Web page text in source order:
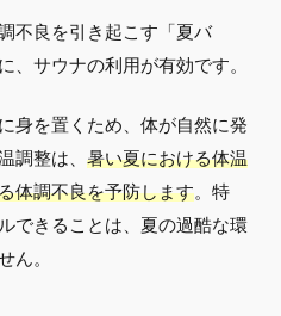
不良を引き起こす「夏バ
、サウナの利用が有効です。
身を置くため、体が自然に発
調整は、 暑い夏における体温
体調不良を予防します。特
できることは、夏の過酷な環
ん。